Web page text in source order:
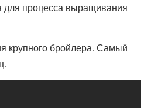
для процесса выращивания
крупного бройлера. Самый